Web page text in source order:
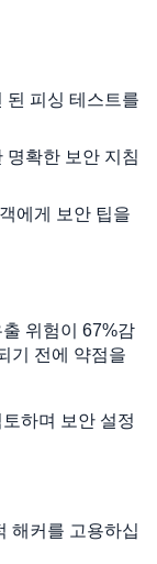
된 피싱 테스트를
명확한 보안 지침
에게 보안 팁을
위험이 67%감
기 전에 약점을
하며 보안 설정
해커를 고용하십